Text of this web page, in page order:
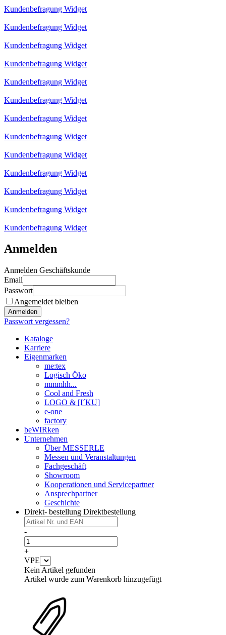
Kundenbefragung Widget
Kundenbefragung Widget
Kundenbefragung Widget
Kundenbefragung Widget
Kundenbefragung Widget
Kundenbefragung Widget
Kundenbefragung Widget
Kundenbefragung Widget
Kundenbefragung Widget
Kundenbefragung Widget
Kundenbefragung Widget
Kundenbefragung Widget
Kundenbefragung Widget
Anmelden
Anmelden Geschäftskunde
Email
Passwort
Angemeldet bleiben
Anmelden
Passwort vergessen?
Kataloge
Karriere
Eigenmarken
me:tex
Logisch Öko
mmmhh...
Cool and Fresh
LOGO & [I´KU]
e-one
factory
beWIRken
Unternehmen
Über MESSERLE
Messen und Veranstaltungen
Fachgeschäft
Showroom
Kooperationen und Servicepartner
Ansprechpartner
Geschichte
Direkt- bestellung Direktbestellung
-
+
VPE
Kein Artikel gefunden
Artikel wurde zum Warenkorb hinzugefügt